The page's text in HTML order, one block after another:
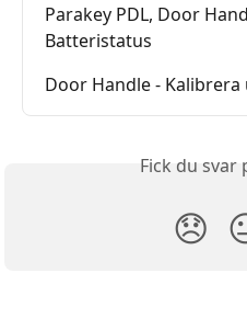
Parakey PDL, Door
Batteristatus
Door Handle -
Fick du svar
😞